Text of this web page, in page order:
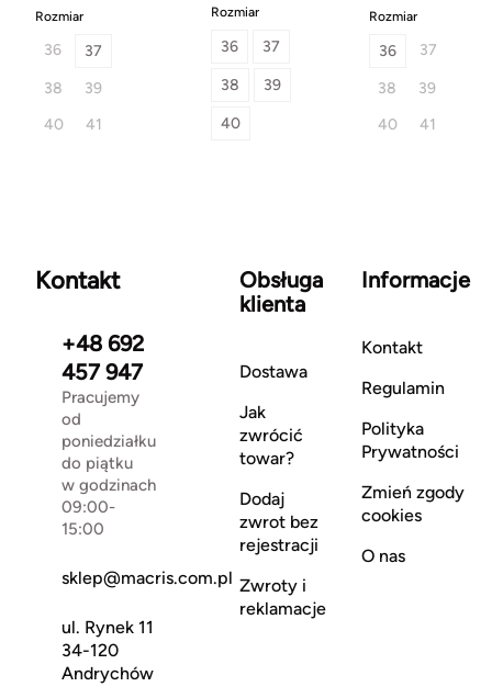
Rozmiar
36
37
38
39
40
41
Rozmiar
36 37
38 39
40
Rozmiar
36 37
38
39
40
41
Kontakt
+48 692
457 947
Pracujemy
od
poniedziałku
do piątku
w godzinach
09:00-
15:00
sklep@macris.com.pl
ul. Rynek 11
34-120
Andrychów
Obsługa
klienta
Dostawa
Jak
zwrócić
towar?
Dodaj
zwrot bez
rejestracji
Zwroty i
reklamacje
Informacje
Kontakt
Regulamin
Polityka
Prywatności
Zmień zgody
cookies
O nas